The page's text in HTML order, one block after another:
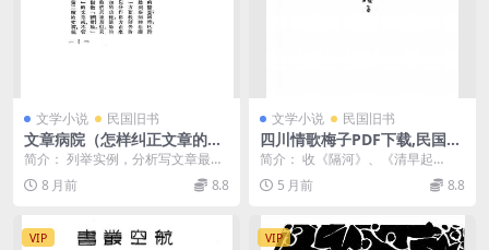
文学小说 民国旧书
文章病院（怎样纠正文章的错
误）蒋祖怡PDF下载
简介： 列举实例，分析写文章最易
犯的弊病，指出错误的原因，并予
以改正 截图： 目...
8 月前 8.8
文学小说 民国旧书
四川情歌梅子PDF下载,民国四
川民间情歌集
简介： 收《隔河》、《清早起
来》、《月儿落西下》等民歌37首
截图： 目录： 隔...
5 月前 8.8
VIP VIP